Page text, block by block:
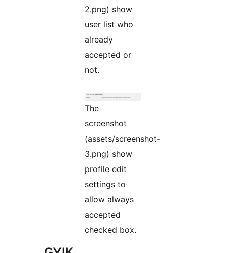
2.png) show
user list who
already
accepted or
not.
The
screenshot
(assets/screenshot-
3.png) show
profile edit
settings to
allow always
accepted
checked box.